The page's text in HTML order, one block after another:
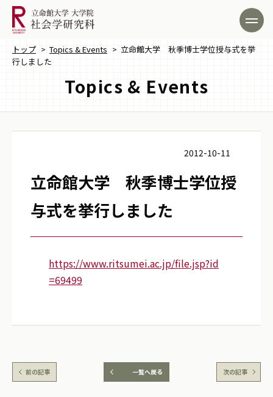
トップ > Topics & Events > 立命館大学 秋季博士学位授与式を挙
行しました
Topics & Events
2012-10-11
立命館大学 秋季博士学位授
与式を挙行しました
https://www.ritsumei.ac.jp/file.jsp?id
=69499
前の記事 一覧へ戻る 次の記事